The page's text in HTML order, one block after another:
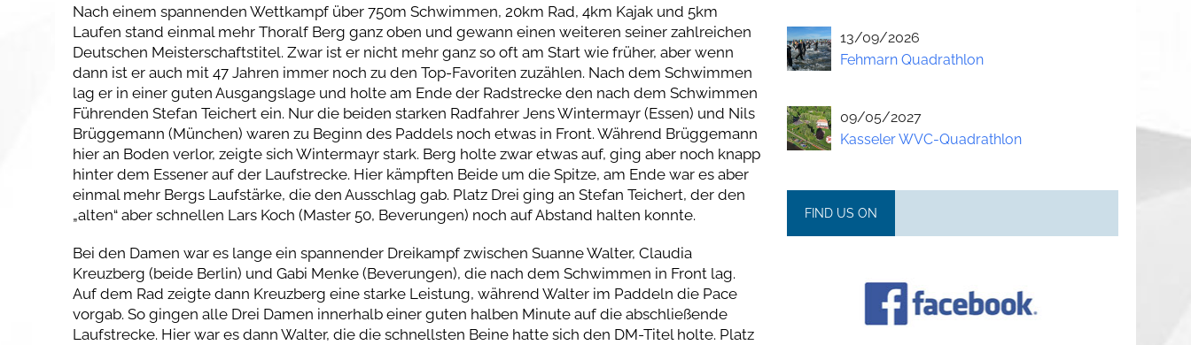
Nach einem spannenden Wettkampf über 750m Schwimmen, 20km Rad, 4km Kajak und 5km
Laufen stand einmal mehr Thoralf Berg ganz oben und gewann einen weiteren seiner zahlreichen
Deutschen Meisterschaftstitel. Zwar ist er nicht mehr ganz so oft am Start wie früher, aber wenn
dann ist er auch mit 47 Jahren immer noch zu den Top-Favoriten zuzählen. Nach dem Schwimmen
lag er in einer guten Ausgangslage und holte am Ende der Radstrecke den nach dem Schwimmen
Führenden Stefan Teichert ein. Nur die beiden starken Radfahrer Jens Wintermayr (Essen) und Nils
Brüggemann (München) waren zu Beginn des Paddels noch etwas in Front. Während Brüggemann
hier an Boden verlor, zeigte sich Wintermayr stark. Berg holte zwar etwas auf, ging aber noch knapp
hinter dem Essener auf der Laufstrecke. Hier kämpften Beide um die Spitze, am Ende war es aber
einmal mehr Bergs Laufstärke, die den Ausschlag gab. Platz Drei ging an Stefan Teichert, der den
„alten“ aber schnellen Lars Koch (Master 50, Beverungen) noch auf Abstand halten konnte.
Bei den Damen war es lange ein spannender Dreikampf zwischen Suanne Walter, Claudia
Kreuzberg (beide Berlin) und Gabi Menke (Beverungen), die nach dem Schwimmen in Front lag.
Auf dem Rad zeigte dann Kreuzberg eine starke Leistung, während Walter im Paddeln die Pace
vorgab. So gingen alle Drei Damen innerhalb einer guten halben Minute auf die abschließende
Laufstrecke. Hier war es dann Walter, die die schnellsten Beine hatte sich den DM-Titel holte. Platz
13/09/2026
Fehmarn Quadrathlon
09/05/2027
Kasseler WVC-Quadrathlon
FIND US ON